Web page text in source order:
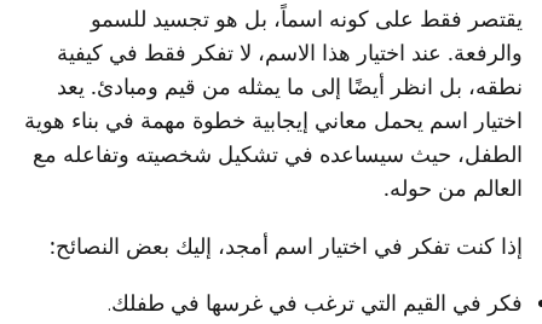
يقتصر فقط على كونه اسماً، بل هو تجسيد للسمو
والرفعة. عند اختيار هذا الاسم، لا تفكر فقط في كيفية
نطقه، بل انظر أيضًا إلى ما يمثله من قيم ومبادئ. يعد
اختيار اسم يحمل معاني إيجابية خطوة مهمة في بناء هوية
الطفل، حيث سيساعده في تشكيل شخصيته وتفاعله مع
العالم من حوله.
إذا كنت تفكر في اختيار اسم أمجد، إليك بعض النصائح:
فكر في القيم التي ترغب في غرسها في طفلك.